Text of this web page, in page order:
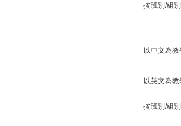
按班別/組
以中文為
以英文為
按班別/組